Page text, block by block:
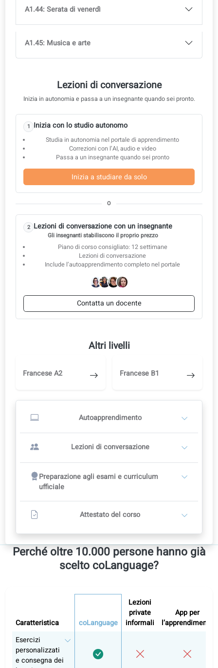
A1.34: Elettrodomestici
A1.36: Piante da interno e piante da giardino
A1.37: I tuoi animali domestici
A1.38: Servizi quotidiani
A1.39: Ordinare cibo e mangiare fuori
A1.40: Sport e esercizio fisico
A1.41: Descrivere gli hobby
A1.42: Trasporto
A1.43: Chiedere e dare indicazioni
Lezioni di conversazione
Inizia in autonomia e passa a un insegnante quando sei pronto.
1 Inizia con lo studio autonomo
Studia in autonomia nel portale di apprendimento
Correzioni con l’AI, audio e video
Passa a un insegnante quando sei pronto
Inizia a studiare da solo
Lezioni di conversazione con un insegnante
Gli insegnanti stabiliscono il proprio prezzo
Piano di corso consigliato: 12 settimane
Lezioni di conversazione